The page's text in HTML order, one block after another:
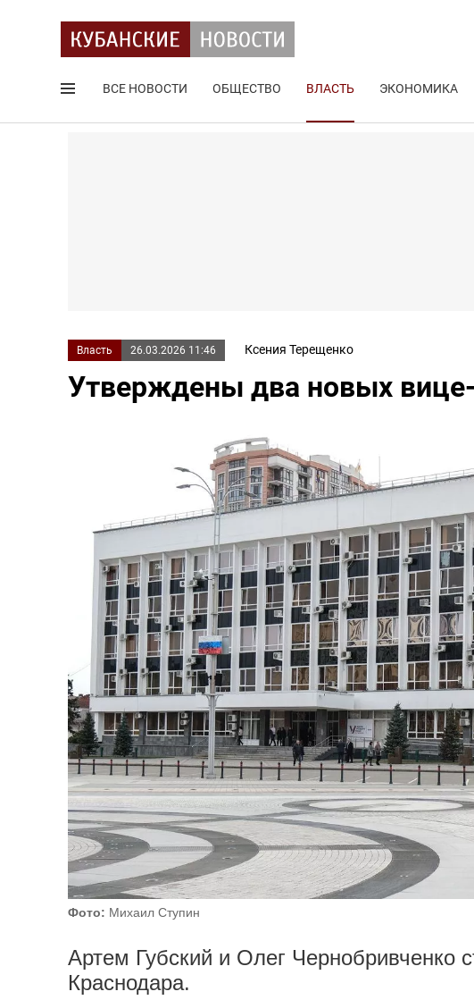
ВСЕ НОВОСТИ ОБЩЕСТВО ВЛАСТЬ ЭКОНОМИКА
Власть 26.03.2026 11:46 Ксения Терещенко
Утверждены два новых
Фото: Михаил Ступин
Артем Губский и Олег Чернобривченко
Краснодара.